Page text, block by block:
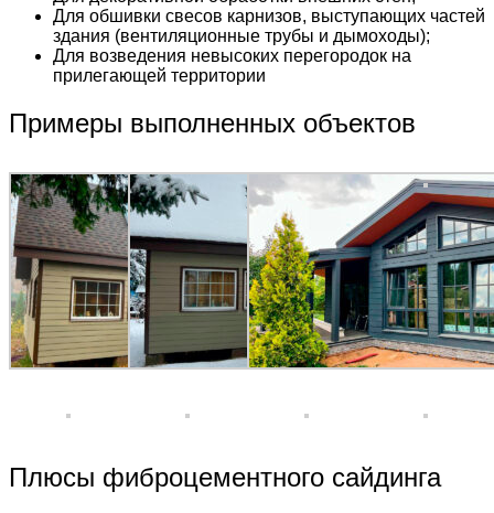
Для обшивки свесов карнизов, выступающих частей
здания (вентиляционные трубы и дымоходы);
Для возведения невысоких перегородок на
прилегающей территории
Примеры выполненных объектов
Плюсы фиброцементного сайдинга